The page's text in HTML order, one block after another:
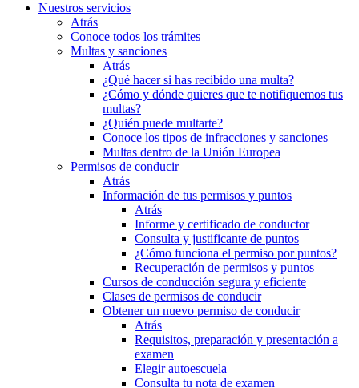
Nuestros servicios
Atrás
Conoce todos los trámites
Multas y sanciones
Atrás
¿Qué hacer si has recibido una multa?
¿Cómo y dónde quieres que te notifiquemos tus
multas?
¿Quién puede multarte?
Conoce los tipos de infracciones y sanciones
Multas dentro de la Unión Europea
Permisos de conducir
Atrás
Información de tus permisos y puntos
Atrás
Informe y certificado de conductor
Consulta y justificante de puntos
¿Cómo funciona el permiso por puntos?
Recuperación de permisos y puntos
Cursos de conducción segura y eficiente
Clases de permisos de conducir
Obtener un nuevo permiso de conducir
Atrás
Requisitos, preparación y presentación a
examen
Elegir autoescuela
Consulta tu nota de examen